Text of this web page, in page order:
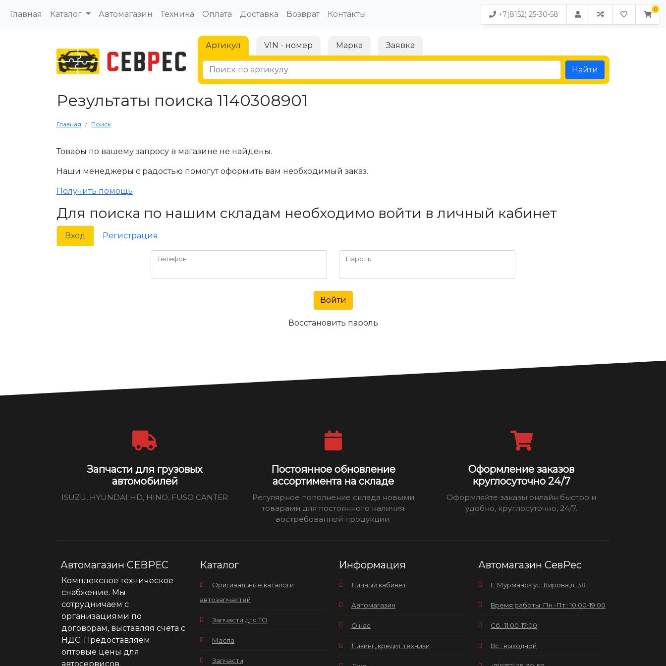
Главная Каталог Автомагазин Техника Оплата Доставка Возврат Контакты +7(8152) 25-30-58
Артикул VIN - номер Марка Заявка
Найти
Результаты поиска 1140308901
Главная Поиск
Товары по вашему запросу в магазине не найдены.
Наши менеджеры с радостью помогут оформить вам необходимый заказ.
Получить помощь
Для поиска по нашим складам необходимо войти в личный кабинет
Вход Регистрация
Телефон Пароль
Войти
Восстановить пароль
Запчасти для грузовых
автомобилей
ISUZU, HYUNDAI HD, HINO, FUSO CANTER
Постоянное обновление
ассортимента на складе
Регулярное пополнение склада новыми
товарами для постоянного наличия
востребованной продукции.
Оформление заказов
круглосуточно 24/7
Оформляйте заказы онлайн быстро и
удобно, круглосуточно, 24/7.
Автомагазин СЕВРЕС
Комплексное техническое
снабжение. Мы
сотрудничаем с
организациями по
договорам, выставляя счета с
НДС. Предоставляем
оптовые цены для
автосервисов.
Каталог
Оригинальные каталоги
автозапчастей
Запчасти для ТО
Масла
Запчасти
Информация
Личный кабинет
Автомагазин
О нас
Лизинг, кредит техники
Автомагазин СевРес
Г. Мурманск ул. Кирова д. 38
Время работы: Пн.-Пт.: 10:00-19:00
Сб.: 11:00-17:00
Вс.: выходной